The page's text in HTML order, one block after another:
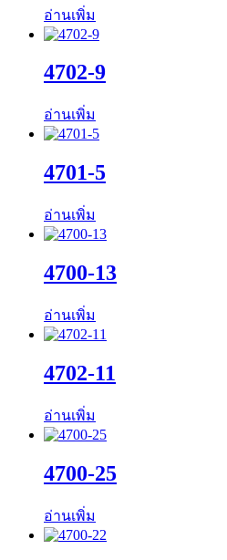
อ่านเพิ่ม
4702-9
อ่านเพิ่ม
4701-5
อ่านเพิ่ม
4700-13
อ่านเพิ่ม
4702-11
อ่านเพิ่ม
4700-25
อ่านเพิ่ม